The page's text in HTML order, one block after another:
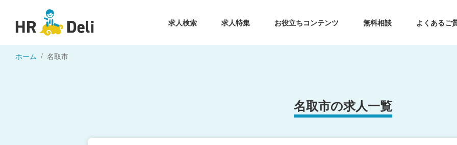
求人検索 求人特集 お役立ちコンテンツ 無料相談 よくあるご
ホーム 名取市
名取市の求人一覧